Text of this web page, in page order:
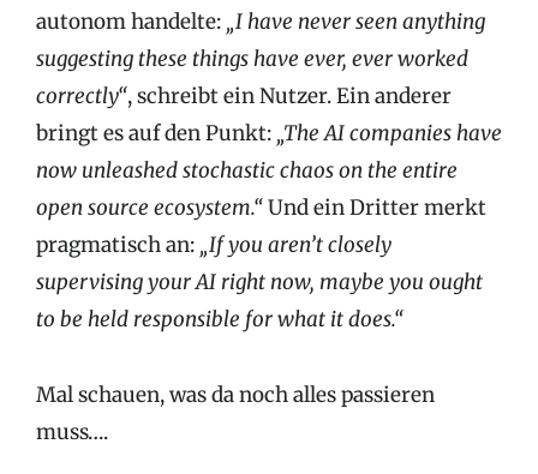
autonom handelte: „I have never seen anything
suggesting these things have ever, ever worked
correctly“, schreibt ein Nutzer. Ein anderer
bringt es auf den Punkt: „The AI companies have
now unleashed stochastic chaos on the entire
open source ecosystem.“Und ein Dritter merkt
pragmatisch an: „If you aren’t closely
supervising your AI right now, maybe you ought
to be held responsible for what it does.“
Mal schauen, was da noch alles passieren
muss….